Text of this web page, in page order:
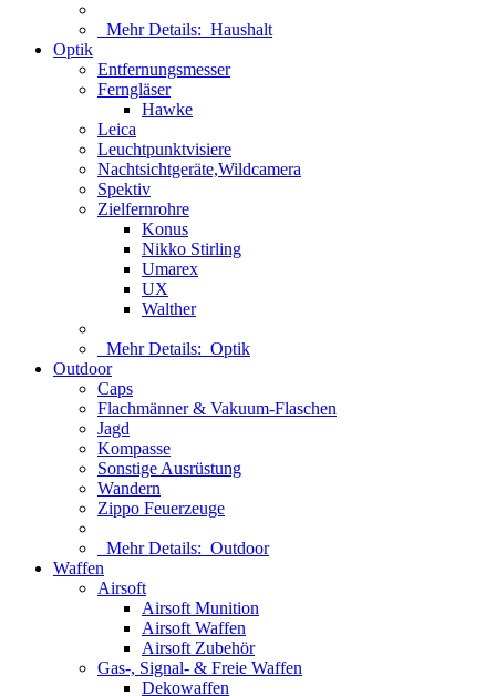
Mehr Details: Haushalt
Optik
Entfernungsmesser
Ferngläser
Hawke
Leica
Leuchtpunktvisiere
Nachtsichtgeräte,Wildcamera
Spektiv
Zielfernrohre
Konus
Nikko Stirling
Umarex
UX
Walther
Mehr Details: Optik
Outdoor
Caps
Flachmänner & Vakuum-Flaschen
Jagd
Kompasse
Sonstige Ausrüstung
Wandern
Zippo Feuerzeuge
Mehr Details: Outdoor
Waffen
Airsoft
Airsoft Munition
Airsoft Waffen
Airsoft Zubehör
Gas-, Signal- & Freie Waffen
Dekowaffen